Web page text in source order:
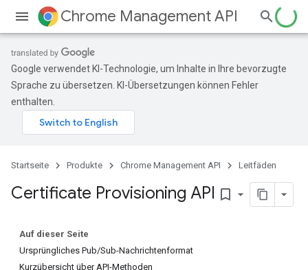
Chrome Management API
Google verwendet KI-Technologie, um Inhalte in Ihre bevorzugte
Sprache zu übersetzen. KI-Übersetzungen können Fehler
enthalten.
Startseite Produkte Chrome Management API Leitfäden
Certificate Provisioning API bookmark_border
Auf dieser Seite
Ursprüngliches Pub/Sub-Nachrichtenformat
Kurzübersicht über API-Methoden